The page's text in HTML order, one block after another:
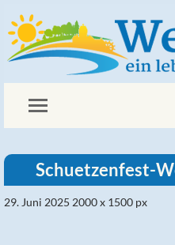
Schuetzenfest-
29. Juni 2025 2000x 1500 px